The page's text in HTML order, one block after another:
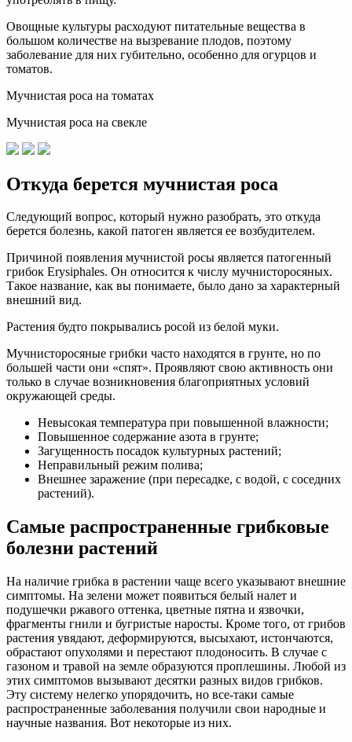
Овощные культуры расходуют питательные вещества в
большом количестве на вызревание плодов, поэтому
заболевание для них губительно, особенно для огурцов и
томатов.
Мучнистая роса на томатах
Мучнистая роса на свекле
Откуда берется мучнистая роса
Следующий вопрос, который нужно разобрать, это откуда
берется болезнь, какой патоген является ее возбудителем.
Причиной появления мучнистой росы является патогенный
грибок Erysiphales. Он относится к числу мучнисторосяных.
Такое название, как вы понимаете, было дано за характерный
внешний вид.
Растения будто покрывались росой из белой муки.
Мучнисторосяные грибки часто находятся в грунте, но по
большей части они «спят». Проявляют свою активность они
только в случае возникновения благоприятных условий
окружающей среды.
Невысокая температура при повышенной влажности;
Повышенное содержание азота в грунте;
Загущенность посадок культурных растений;
Неправильный режим полива;
Внешнее заражение (при пересадке, с водой, с соседних
растений).
Самые распространенные грибковые
болезни растений
На наличие грибка в растении чаще всего указывают внешние
симптомы. На зелени может появиться белый налет и
подушечки ржавого оттенка, цветные пятна и язвочки,
фрагменты гнили и бугристые наросты. Кроме того, от грибов
растения увядают, деформируются, высыхают, истончаются,
обрастают опухолями и перестают плодоносить. В случае с
газоном и травой на земле образуются проплешины. Любой из
этих симптомов вызывают десятки разных видов грибков.
Эту систему нелегко упорядочить, но все-таки самые
распространенные заболевания получили свои народные и
научные названия. Вот некоторые из них.